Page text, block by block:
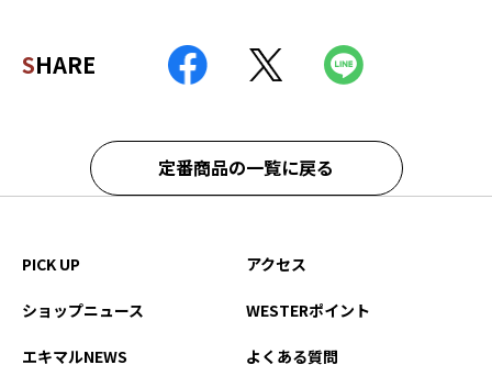
SHARE
定番商品の一覧に戻る
PICK UP
ショップニュース
エキマルNEWS
アクセス
WESTERポイント
よくある質問